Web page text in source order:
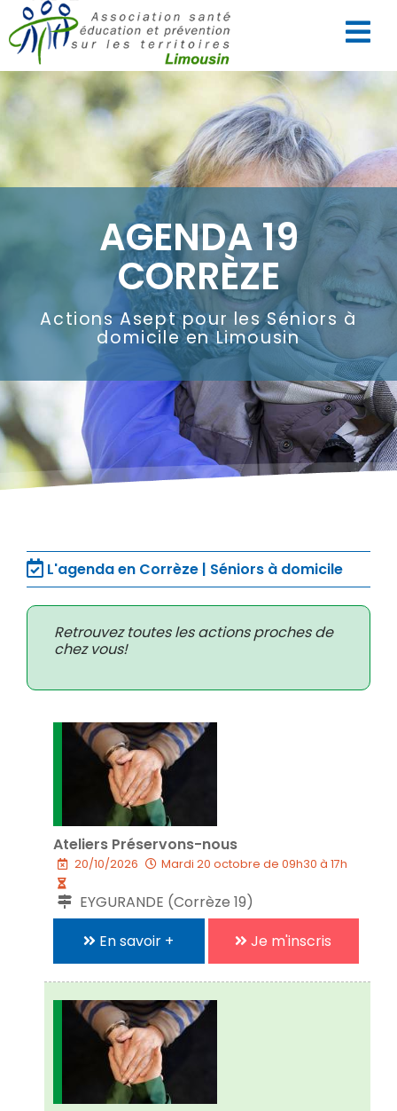
AGENDA 19
CORRÈZE
Actions Asept pour les Séniors à
domicile en Limousin
L'agenda en Corrèze | Séniors à domicile
Retrouvez toutes les actions proches de
chez vous!
Ateliers Préservons-nous
20/10/2026 Mardi 20 octobre de 09h30 à 17h
EYGURANDE (Corrèze 19)
En savoir +
Je m'inscris